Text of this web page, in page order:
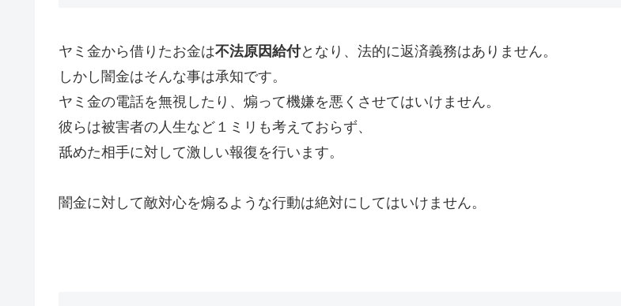
ヤミ金から借りたお金は不法原因給付となり、法的に返済義務はありません。
しかし闇金はそんな事は承知です。
ヤミ金の電話を無視したり、煽って機嫌を悪くさせてはいけません。
彼らは被害者の人生など１ミリも考えておらず、
舐めた相手に対して激しい報復を行います。
闇金に対して敵対心を煽るような行動は絶対にしてはいけません。